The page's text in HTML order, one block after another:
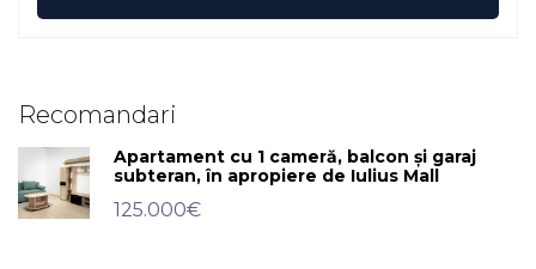
Recomandari
Apartament cu 1 cameră, balcon și garaj
subteran, în apropiere de Iulius Mall
125.000€